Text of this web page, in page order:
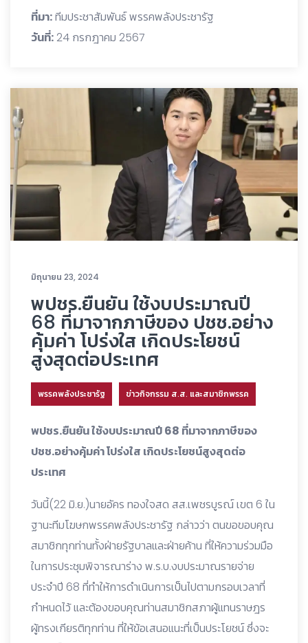
ที่มา:ทีมประชาสัมพันธ์ พรรคพลังประชารัฐ
วันที่: 24 กรกฎาคม 2567
มิถุนายน 23, 2024
พปชร.ยืนยัน ใช้งบประมาณปี
68 ที่มาจากภาษีของ ปชช.อย่าง
คุ้มค่า โปร่งใส เกิดประโยชน์
สูงสุดต่อประเทศ
พรรคพลังประชารัฐ ข่าวกิจกรรม ส.ส. และสมาชิกพรรค
พปชร.ยืนยัน ใช้งบประมาณปี 68 ที่มาจากภาษีของ
ปชช.อย่างคุ้มค่า โปร่งใส เกิดประโยชน์สูงสุดต่อ
ประเทศ
วันนี้(22 มิ.ย.)นายอัคร ทองใจสด สส.เพชรบูรณ์ เขต 6 ใน
ฐานะทีมโฆษกพรรคพลังประชารัฐ กล่าวว่า ตนขอขอบคุณ
สมาชิกทุกท่านทั้งฝ่ายรัฐบาลและฝ่ายค้าน ที่ให้ความร่วมมือ
ในการประชุมพิจารณาร่าง พ.ร.บ.งบประมาณรายจ่าย
ประจำปี 68 ที่ทำให้การดำเนินการเป็นไปตามกรอบเวลาที่
กำหนดไว้ และต้องขอบคุณท่านสมาชิกสภาผู้แทนราษฎร
ผู้ทรงเกียรติทุกท่าน ที่ให้ข้อเสนอแนะที่เป็นประโยชน์ ซึ่งจะ